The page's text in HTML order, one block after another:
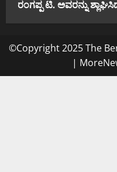
ರಂಗಪ್ಪ ಟಿ. ಅವರನ್ನು
©Copyright 2025 The
|